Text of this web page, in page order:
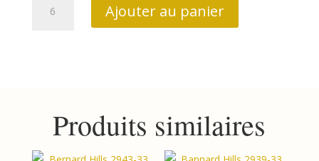
Ajouter au panier
Produits similaires